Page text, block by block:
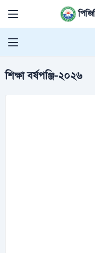
শিক্ষা বর্ষপঞ্জি-২০২৬